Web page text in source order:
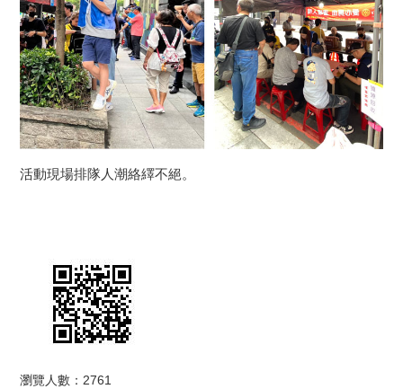
活動現場排隊人潮絡繹不絕。
瀏覽人數：2761